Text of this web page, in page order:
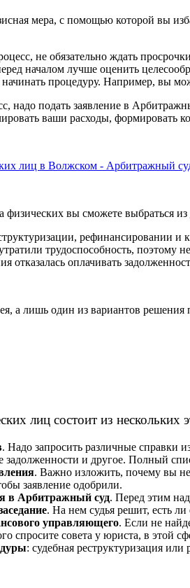
мера, с помощью которой вы
не обязательно ждать
началом лучше оценить
процедуру. Например, вы
надо подать заявление в
ваши расходы, формировать
вы сможете выбраться
рефинансировании
трудоспособность, поэтому
отказалась оплачивать
а лишь один из вариантов
лиц состоит из нескольких
. Надо запросить различные справки
задолженности и другое. Полный
. Важно изложить, почему вы
заявление одобрили.
в Арбитражный суд. Перед этим
. На нем судья решит, есть
управляющего. Если не
спросите совета у юриста, в этой
: судебная реструктуризация